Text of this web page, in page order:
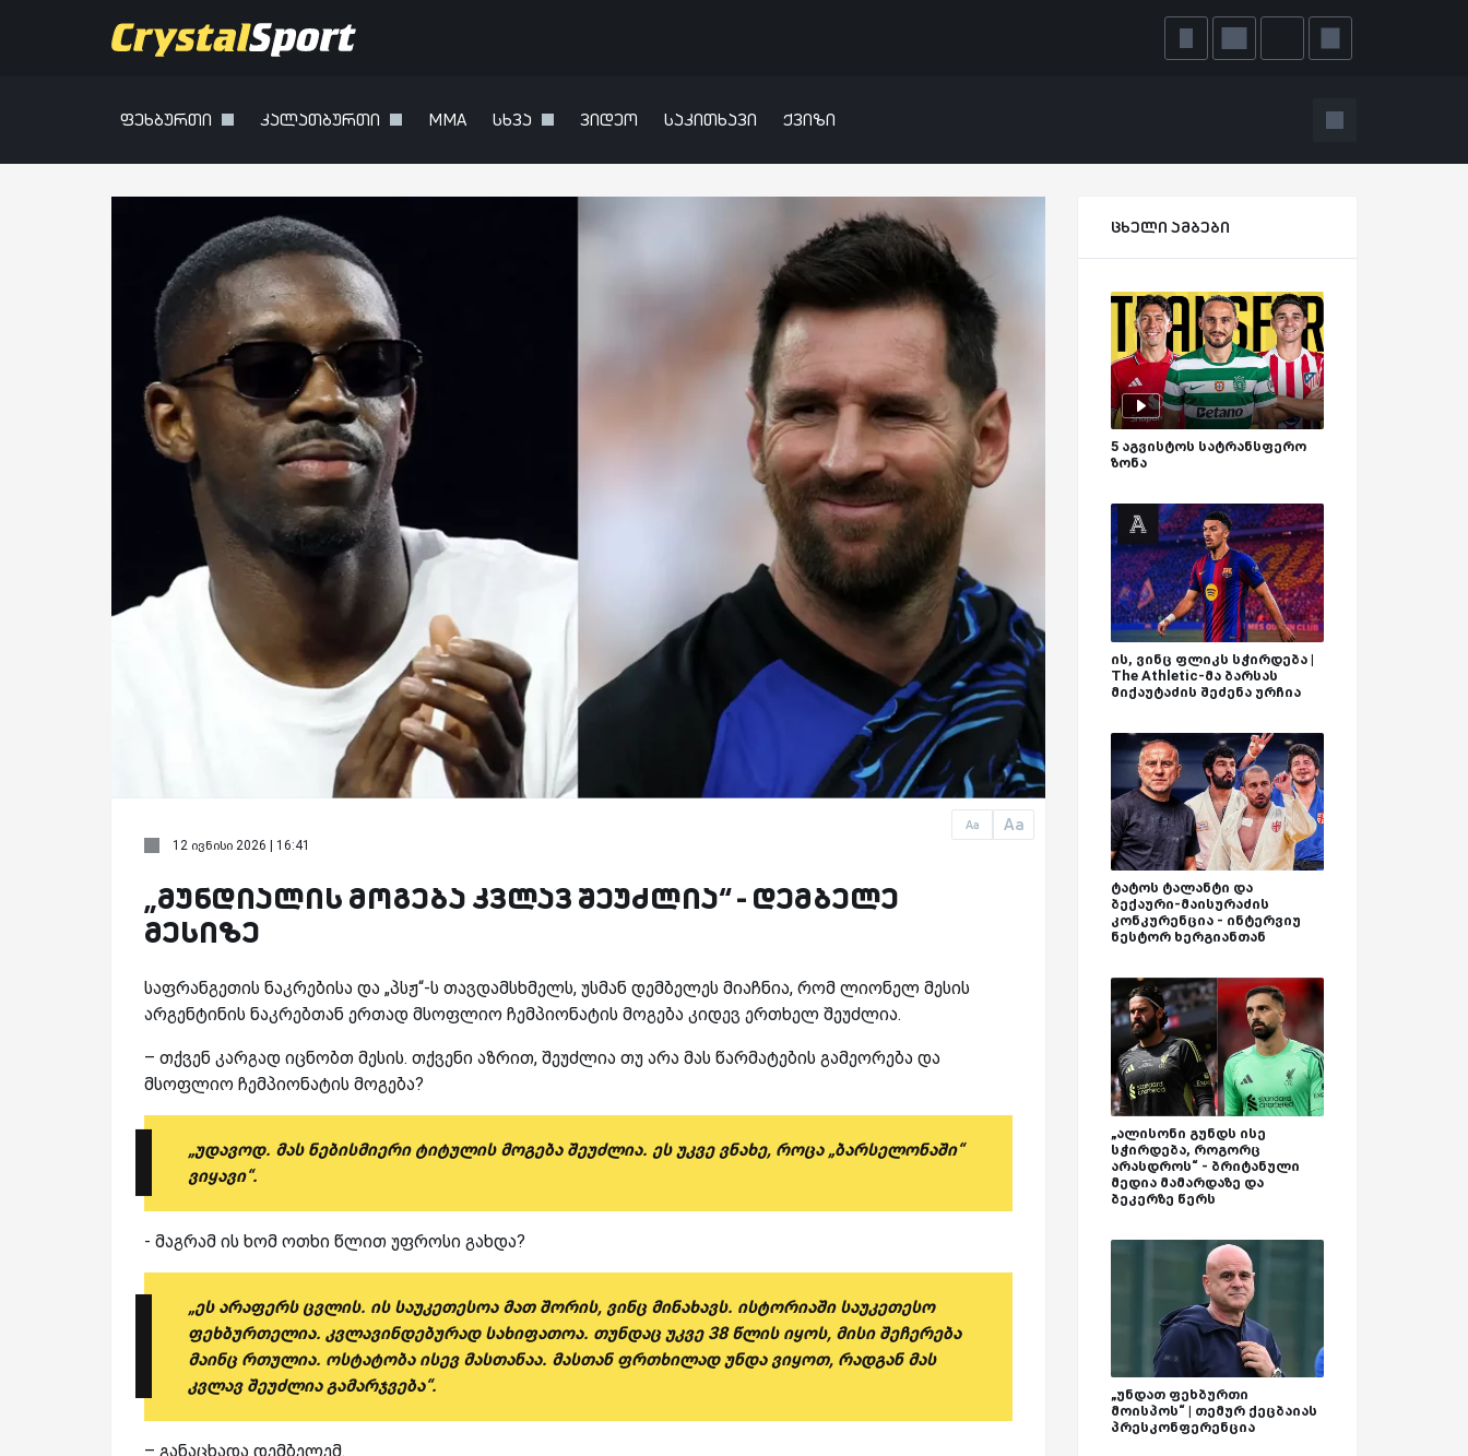
ფეხბურთი კალათბურთი MMA სხვა ვიდეო საკითხავი ქვიზი
Aa Aa
12 ივნისი 2026 | 16:41
„მუნდიალის მოგება კვლავ შეუძლია“ - დემბელე
მესიზე
საფრანგეთის ნაკრებისა და „პსჟ“-ს თავდამსხმელს, უსმან დემბელეს მიაჩნია, რომ ლიონელ მესის
არგენტინის ნაკრებთან ერთად მსოფლიო ჩემპიონატის მოგება კიდევ ერთხელ შეუძლია.
– თქვენ კარგად იცნობთ მესის. თქვენი აზრით, შეუძლია თუ არა მას წარმატების გამეორება და
მსოფლიო ჩემპიონატის მოგება?
„უდავოდ. მას ნებისმიერი ტიტულის მოგება შეუძლია. ეს უკვე ვნახე, როცა „ბარსელონაში“
ვიყავი“.
- მაგრამ ის ხომ ოთხი წლით უფროსი გახდა?
„ეს არაფერს ცვლის. ის საუკეთესოა მათ შორის, ვინც მინახავს. ისტორიაში საუკეთესო
ფეხბურთელია. კვლავინდებურად სახიფათოა. თუნდაც უკვე 38 წლის იყოს, მისი შეჩერება
მაინც რთულია. ოსტატობა ისევ მასთანაა. მასთან ფრთხილად უნდა ვიყოთ, რადგან მას
კვლავ შეუძლია გამარჯვება“.
– განაცხადა დემბელემ.
ცხელი ამბები
5 აგვისტოს სატრანსფერო
ზონა
ის, ვინც ფლიკს სჭირდება |
The Athletic-მა ბარსას
მიქაუტაძის შეძენა ურჩია
ტატოს ტალანტი და
ბექაური-მაისურაძის
კონკურენცია - ინტერვიუ
ნესტორ ხერგიანთან
„ალისონი გუნდს ისე
სჭირდება, როგორც
არასდროს“ - ბრიტანული
მედია მამარდაზე და
ბეკერზე წერს
„უნდათ ფეხბურთი
მოისპოს“ | თემურ ქეცბაიას
პრესკონფერენცია